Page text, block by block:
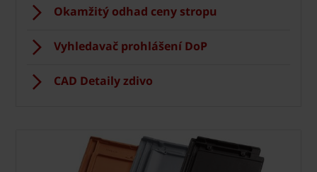
Okamžitý odhad ceny stropu
Vyhledavač prohlášení DoP
CAD Detaily zdivo